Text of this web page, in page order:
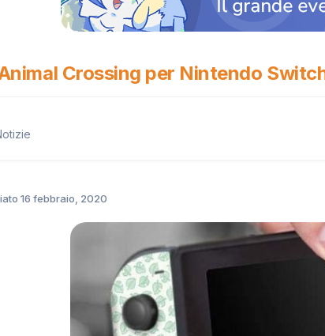
Crossing per Nintendo
16 febbraio, 2020